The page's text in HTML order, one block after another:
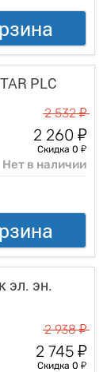
PLC
2 532у
2 260 у
Скидка 0 у
Нет в наличии
эл. эн.
2 938у
2 745 у
Скидка 0 у